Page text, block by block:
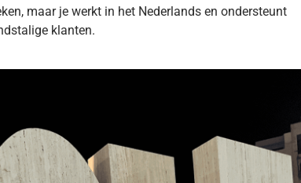
maar je werkt in het Nederlands en ondersteunt
klanten.